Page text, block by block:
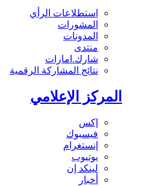
استطلاعات الرأي
المشورات
المدونات
منتدى
شارك.امارات
نتائج المشاركة الرقمية
المركز الإعلامي
إكس
فيسبوك
إنستغرام
يوتيوب
لينكد إن
أخبار